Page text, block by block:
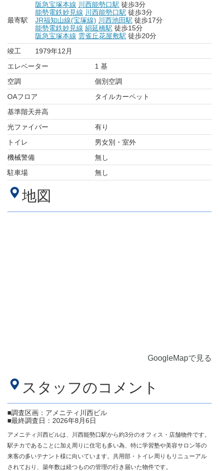
最寄駅
阪急宝塚本線 川西能勢口駅 徒歩3分
能勢電鉄妙見線 川西能勢口駅 徒歩3分
JR福知山線(宝塚線) 川西池田駅 徒歩17分
能勢電鉄妙見線 絹延橋駅 徒歩15分
阪急宝塚本線 雲雀丘花屋敷駅 徒歩20分
竣工
1979年12月
エレベーター
1 基
空調
個別空調
OAフロア
タイルカーペット
基準階天井高
光ファイバー
有り
トイレ
男女別・室外
機械警備
無し
駐車場
無し
地図
GoogleMapで見る
スタッフのコメント
■調査区画：アメニティ川西ビル
■最終調査日：2026年8月6日
アメニティ川西ビルは、川西能勢口駅から約3分のオフィス・店舗物件です。
駅チカであることに加え周りに住宅も多い為、特に学習塾や美容サロン等の
来客の多いテナント様に向いています。共用部・トイレ周りもリニューアル
されており、築年数は経つものの管理の行き届いた物件です。